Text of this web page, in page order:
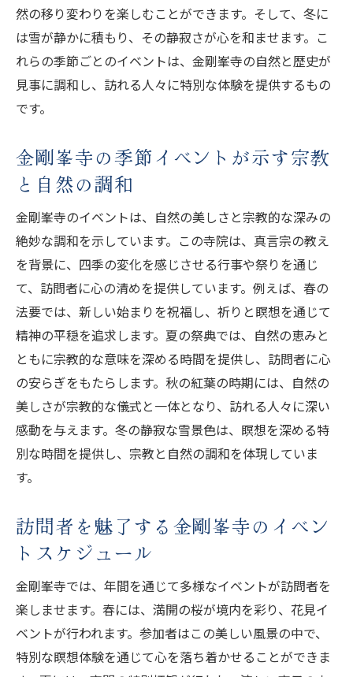
然の移り変わりを楽しむことができます。そして、冬に
は雪が静かに積もり、その静寂さが心を和ませます。こ
れらの季節ごとのイベントは、金剛峯寺の自然と歴史が
見事に調和し、訪れる人々に特別な体験を提供するもの
です。
金剛峯寺の季節イベントが示す宗教
と自然の調和
金剛峯寺のイベントは、自然の美しさと宗教的な深みの
絶妙な調和を示しています。この寺院は、真言宗の教え
を背景に、四季の変化を感じさせる行事や祭りを通じ
て、訪問者に心の清めを提供しています。例えば、春の
法要では、新しい始まりを祝福し、祈りと瞑想を通じて
精神の平穏を追求します。夏の祭典では、自然の恵みと
ともに宗教的な意味を深める時間を提供し、訪問者に心
の安らぎをもたらします。秋の紅葉の時期には、自然の
美しさが宗教的な儀式と一体となり、訪れる人々に深い
感動を与えます。冬の静寂な雪景色は、瞑想を深める特
別な時間を提供し、宗教と自然の調和を体現していま
す。
訪問者を魅了する金剛峯寺のイベン
トスケジュール
金剛峯寺では、年間を通じて多様なイベントが訪問者を
楽しませます。春には、満開の桜が境内を彩り、花見イ
ベントが行われます。参加者はこの美しい風景の中で、
特別な瞑想体験を通じて心を落ち着かせることができま